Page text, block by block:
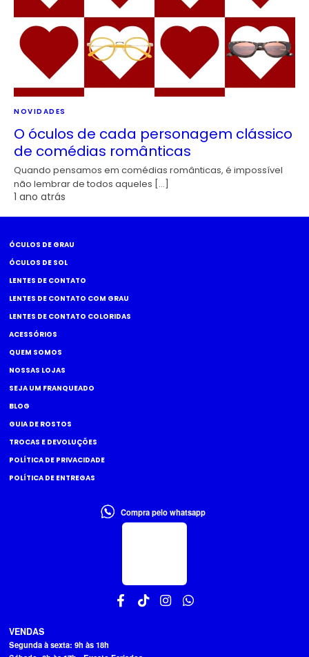
NOVIDADES
O óculos de cada personagem clássico
de comédias românticas
Quando pensamos em comédias românticas, é impossível
não lembrar de todos aqueles […]
1 ano atrás
ÓCULOS DE GRAU
ÓCULOS DE SOL
LENTES DE CONTATO
LENTES DE CONTATO COM GRAU
LENTES DE CONTATO COLORIDAS
ACESSÓRIOS
QUEM SOMOS
NOSSAS LOJAS
SEJA UM FRANQUEADO
BLOG
GUIA DE ROSTOS
TROCAS E DEVOLUÇÕES
POLÍTICA DE PRIVACIDADE
POLÍTICA DE ENTREGAS
Compra pelo whatsapp
VENDAS
Segunda à sexta: 9h às 18h